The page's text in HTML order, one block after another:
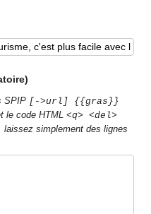
SPIP [->url] {{gras}}
le code HTML<q> <del>
laissez simplement des lignes